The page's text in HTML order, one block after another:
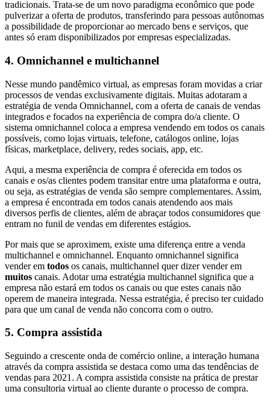
tradicionais. Trata-se de um novo paradigma econômico que pode
pulverizar a oferta de produtos, transferindo para pessoas autônomas
a possibilidade de proporcionar ao mercado bens e serviços, que
antes só eram disponibilizados por empresas especializadas.
4. Omnichannel e multichannel
Nesse mundo pandêmico virtual, as empresas foram movidas a criar
processos de vendas exclusivamente digitais. Muitas adotaram a
estratégia de venda Omnichannel, com a oferta de canais de vendas
integrados e focados na experiência de compra do/a cliente. O
sistema omnichannel coloca a empresa vendendo em todos os canais
possíveis, como lojas virtuais, telefone, catálogos online, lojas
físicas, marketplace, delivery, redes sociais, app, etc.
Aqui, a mesma experiência de compra é oferecida em todos os
canais e os/as clientes podem transitar entre uma plataforma e outra,
ou seja, as estratégias de venda são sempre complementares. Assim,
a empresa é encontrada em todos canais atendendo aos mais
diversos perfis de clientes, além de abraçar todos consumidores que
entram no funil de vendas em diferentes estágios.
Por mais que se aproximem, existe uma diferença entre a venda
multichannel e omnichannel. Enquanto omnichannel significa
vender em todos os canais, multichannel quer dizer vender em
muitos canais. Adotar uma estratégia multichannel significa que a
empresa não estará em todos os canais ou que estes canais não
operem de maneira integrada. Nessa estratégia, é preciso ter cuidado
para que um canal de venda não concorra com o outro.
5. Compra assistida
Seguindo a crescente onda de comércio online, a interação humana
através da compra assistida se destaca como uma das tendências de
vendas para 2021. A compra assistida consiste na prática de prestar
uma consultoria virtual ao cliente durante o processo de compra.